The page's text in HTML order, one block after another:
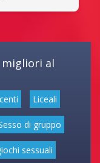
al
Liceali
di gruppo
sessuali